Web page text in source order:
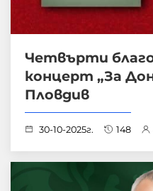
Четвърти
концерт „За
Пловдив
30-10-2025г. 148